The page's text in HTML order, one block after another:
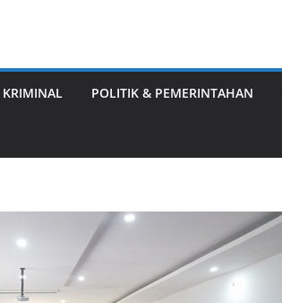
POLITIK & PEMERINTAHAN